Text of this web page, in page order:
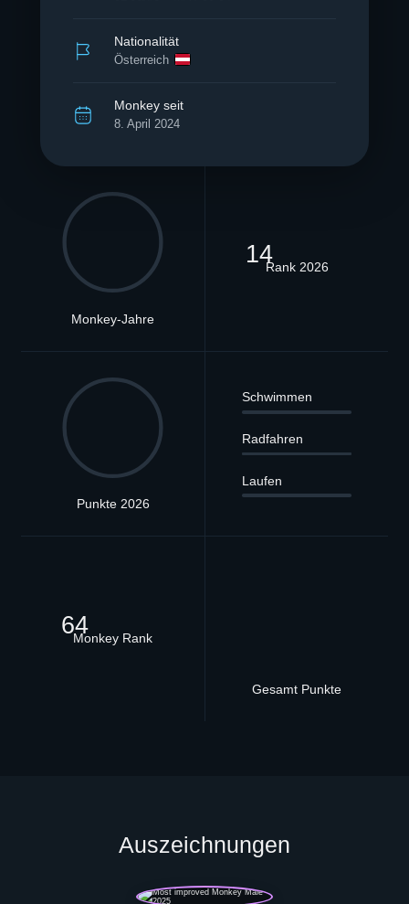
Nationalität
Österreich
Monkey seit
8. April 2024
Monkey-Jahre
14Rank 2026
Punkte 2026
Schwimmen
Radfahren
Laufen
64Monkey Rank
Gesamt Punkte
Auszeichnungen